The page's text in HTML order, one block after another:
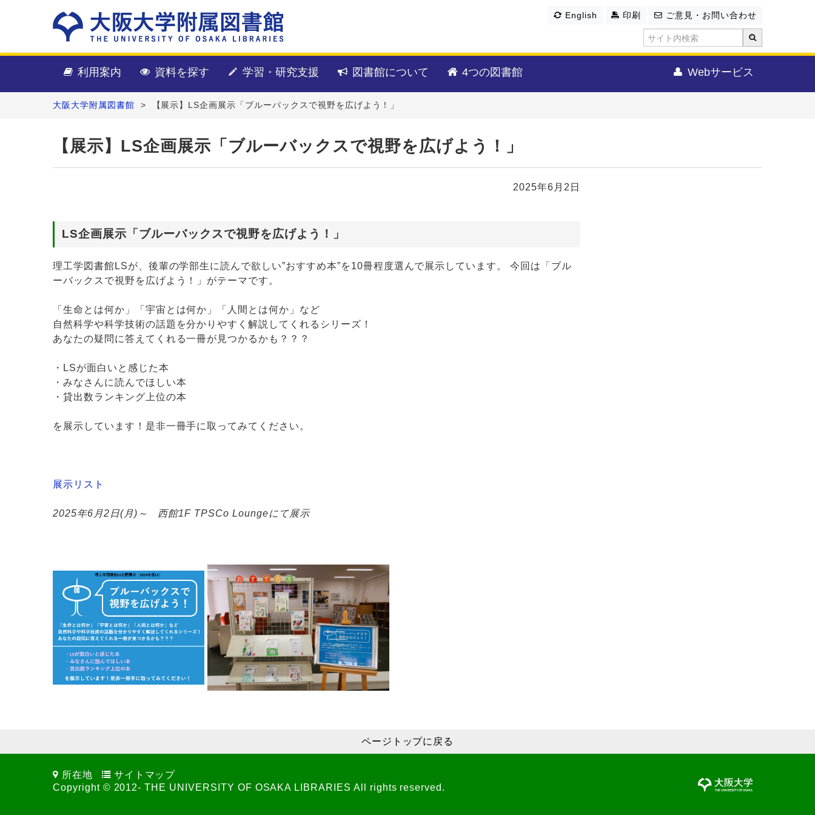
English 印刷 ご意見・お問い合わせ
利用案内 資料を探す 学習・研究支援 図書館について 4つの図書館 Webサービス
大阪大学附属図書館 > 【展示】LS企画展示「ブルーバックスで視野を広げよう！」
【展示】LS企画展示「ブルーバックスで視野を広げよう！」
2025年6月2日
LS企画展示「ブルーバックスで視野を広げよう！」
理工学図書館LSが、後輩の学部生に読んで欲しい”おすすめ本”を10冊程度選んで展示しています。 今回は「ブル
ーバックスで視野を広げよう！」がテーマです。
「生命とは何か」「宇宙とは何か」「人間とは何か」など
自然科学や科学技術の話題を分かりやすく解説してくれるシリーズ！
あなたの疑問に答えてくれる一冊が見つかるかも？？？
・LSが面白いと感じた本
・みなさんに読んでほしい本
・貸出数ランキング上位の本
を展示しています！是非一冊手に取ってみてください。
展示リスト
2025年6月2日(月)～ 西館1F TPSCo Loungeにて展示
ページトップに戻る
所在地
サイトマップ
Copyright © 2012- THE UNIVERSITY OF OSAKA LIBRARIES All rights reserved.